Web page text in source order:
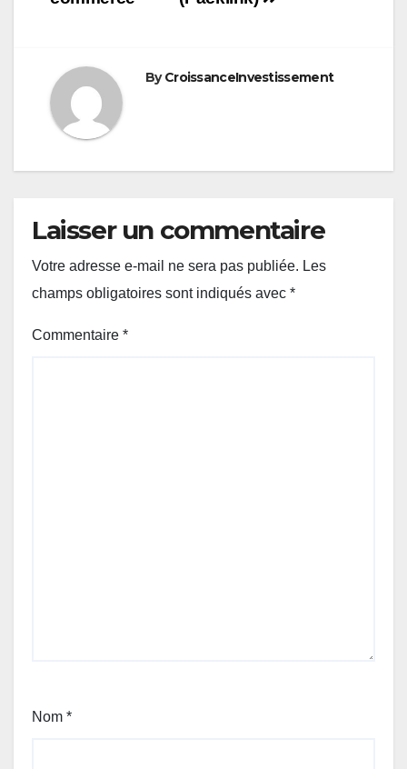
ByCroissanceInvestissement
Laisser un commentaire
Votre adresse e-mail ne sera pas publiée. Les
champs obligatoires sont indiqués avec *
Commentaire *
Nom *